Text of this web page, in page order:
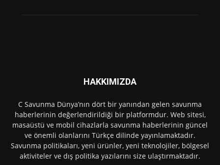
HAKKIMIZDA
C Savunma Dünya’nın dört bir yanından gelen savunma
haberlerinin değerlendirildiği bir platformdur. Web sitesi,
masaüstü ve mobil cihazlarla savunma haberlerinin güncel
ve önemli olanlarını Türkçe dilinde yayınlamaktadır.
Savunma politikaları, yeni ürünler, yeni teknolojiler, bölgesel
aktiviteler ve dış politika yazılarını size ulaştırmaktadır.